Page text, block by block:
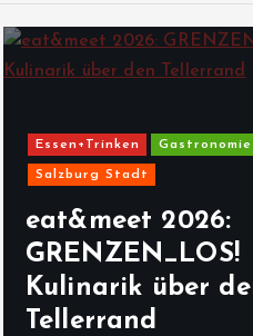
Essen+Trinken Gastronomie
Salzburg Stadt
eat&meet 2026:
GRENZEN_LOS!
Kulinarik über
Tellerrand